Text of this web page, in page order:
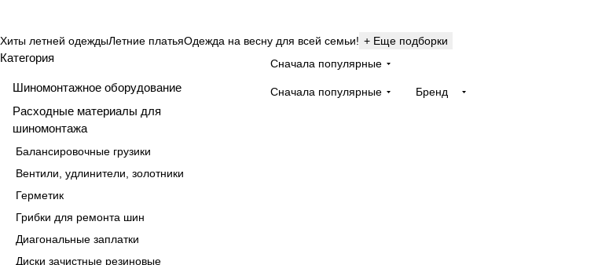
Хиты летней одеждыЛетние платьяОдежда на весну для всей семьи! + Еще подборки
Сначала популярные
Сначала популярные Бренд
Категория
Шиномонтажное оборудование
Расходные материалы для
шиномонтажа
Балансировочные грузики
Вентили, удлинители, золотники
Герметик
Грибки для ремонта шин
Диагональные заплатки
Диски зачистные резиновые